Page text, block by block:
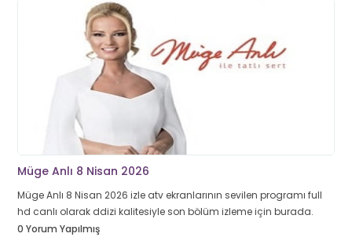
Müge Anlı 8 Nisan 2026
Müge Anlı 8 Nisan 2026 izle atv ekranlarının sevilen programı full
hd canlı olarak ddizi kalitesiyle son bölüm izleme için burada.
0 Yorum Yapılmış